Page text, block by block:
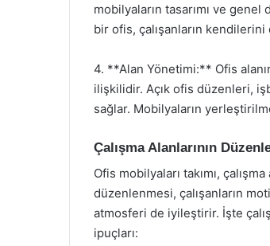
mobilyaların tasarımı ve
bir ofis, çalışanların
4. **Alan Yönetimi:** Ofis
ilişkilidir. Açık ofis düzenleri,
sağlar. Mobilyaların
Çalışma Alanlarının
Ofis mobilyaları takımı,
düzenlenmesi, çalışanların
atmosferi de iyileştirir. İşte
ipuçları: